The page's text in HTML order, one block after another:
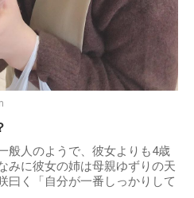
般人のようで、彼女よりも4歳
みに彼女の姉は母親ゆずりの天
曰く「自分が一番しっかりして